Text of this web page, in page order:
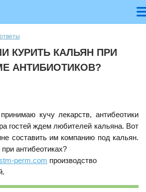
КУРИТЬ КАЛЬЯН ПРИ
АНТИБИОТИКОВ?
кучу лекарств, антибеотики
гостей ждем любителей кальяна. Вот
составить им компанию под кальян.
антибеотиках?
perm.com производство